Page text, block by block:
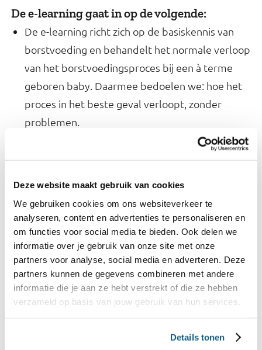
Deze website maakt gebruik van cookies
We gebruiken cookies om ons websiteverkeer te
analyseren, content en advertenties te personaliseren en
om functies voor social media te bieden. Ook delen we
informatie over je gebruik van onze site met onze
partners voor analyse, social media en adverteren. Deze
partners kunnen de gegevens combineren met andere
informatie die je aan ze hebt verstrekt of die ze hebben
verzameld op basis van jouw gebruik van hun services.
Details tonen
De e-learning gaat in op de volgende:
De e-learning richt zich op de basiskennis van
borstvoeding en behandelt het normale verloop
van het borstvoedingsproces bij een à terme
geboren baby. Daarmee bedoelen we: hoe het
proces in het beste geval verloopt, zonder
problemen.
De e-learning Basis van borstvoeding bestaat uit
een module en een toets.